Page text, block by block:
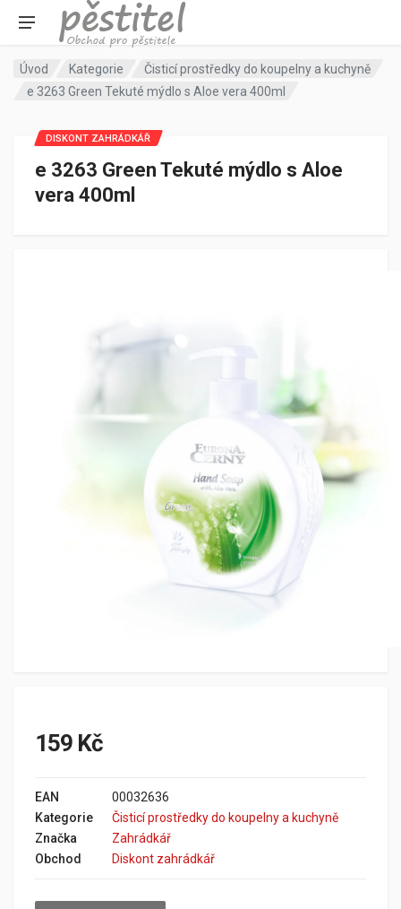
Úvod Kategorie
Čisticí prostředky do koupelny a kuchyně
e 3263 Green Tekuté mýdlo s Aloe vera 400ml
e 3263 Green Tekuté mýdlo s Aloe
vera 400ml
DISKONT ZAHRÁDKÁŘ
159 Kč
EAN
00032636
Kategorie
Čisticí prostředky do koupelny a kuchyně
Značka
Zahrádkář
Obchod
Diskont zahrádkář